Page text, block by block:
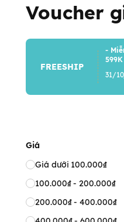
Voucher
FREESHIP
-
599K
31/
Giá
Giá dưới 100.000₫
100.000₫ - 200.000₫
200.000₫ - 400.000₫